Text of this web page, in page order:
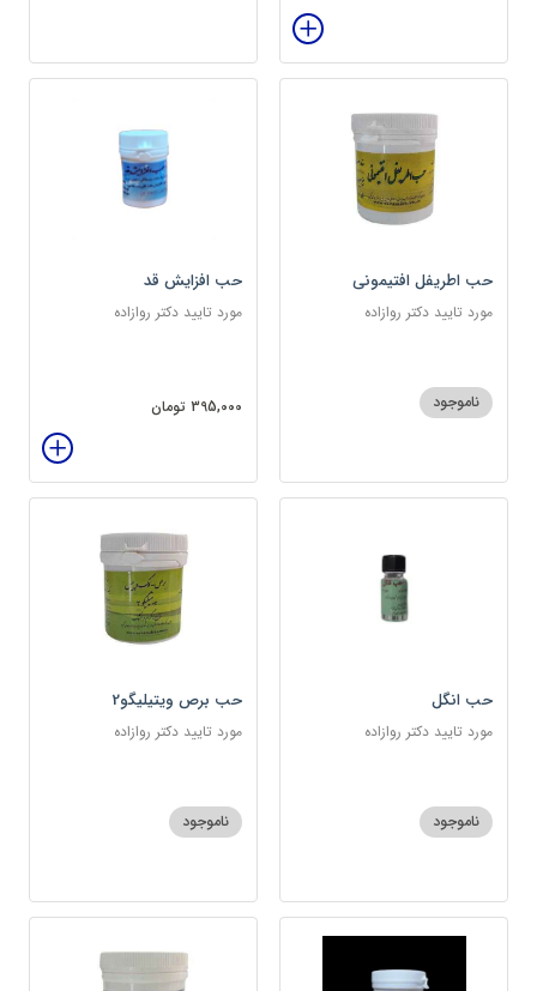
حب اطریفل افتیمونی
مورد تایید دکتر روازاده
ناموجود
حب افزایش قد
مورد تایید دکتر روازاده
395,000 تومان
حب انگل
مورد تایید دکتر روازاده
ناموجود
حب برص ویتیلیگو2
مورد تایید دکتر روازاده
ناموجود